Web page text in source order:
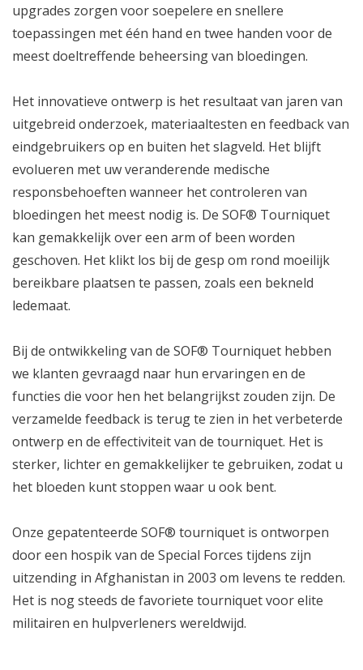
upgrades zorgen voor soepelere en snellere
toepassingen met één hand en twee handen voor de
meest doeltreffende beheersing van bloedingen.
Het innovatieve ontwerp is het resultaat van jaren van
uitgebreid onderzoek, materiaaltesten en feedback van
eindgebruikers op en buiten het slagveld. Het blijft
evolueren met uw veranderende medische
responsbehoeften wanneer het controleren van
bloedingen het meest nodig is. De SOF® Tourniquet
kan gemakkelijk over een arm of been worden
geschoven. Het klikt los bij de gesp om rond moeilijk
bereikbare plaatsen te passen, zoals een bekneld
ledemaat.
Bij de ontwikkeling van de SOF® Tourniquet hebben
we klanten gevraagd naar hun ervaringen en de
functies die voor hen het belangrijkst zouden zijn. De
verzamelde feedback is terug te zien in het verbeterde
ontwerp en de effectiviteit van de tourniquet. Het is
sterker, lichter en gemakkelijker te gebruiken, zodat u
het bloeden kunt stoppen waar u ook bent.
Onze gepatenteerde SOF® tourniquet is ontworpen
door een hospik van de Special Forces tijdens zijn
uitzending in Afghanistan in 2003 om levens te redden.
Het is nog steeds de favoriete tourniquet voor elite
militairen en hulpverleners wereldwijd.